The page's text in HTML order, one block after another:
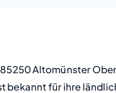
Altomünster
bekannt für ihre